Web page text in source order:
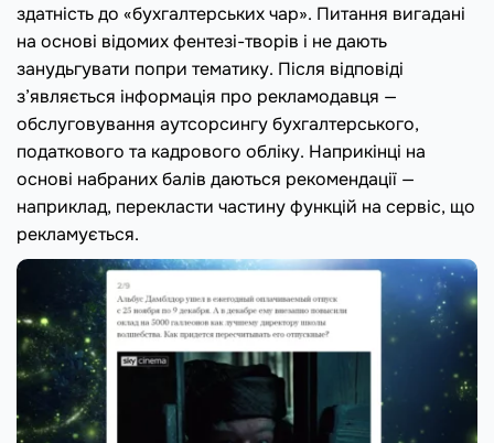
здатність до «бухгалтерських чар». Питання вигадані
на основі відомих фентезі-творів і не дають
занудьгувати попри тематику. Після відповіді
з’являється інформація про рекламодавця —
обслуговування аутсорсингу бухгалтерського,
податкового та кадрового обліку. Наприкінці на
основі набраних балів даються рекомендації —
наприклад, перекласти частину функцій на сервіс, що
рекламується.